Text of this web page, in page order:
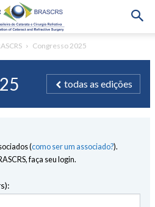
Congresso 2025
todas as edições
(como ser um associado?).
faça seu login.